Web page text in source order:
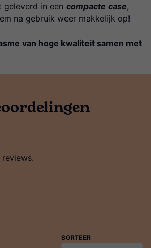
geleverd in een compacte case,
na gebruik weer makkelijk op!
van hoge kwaliteit samen met
reviews.
SORTEER